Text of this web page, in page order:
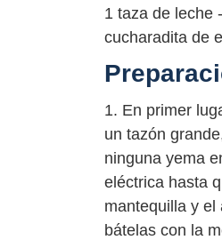
1 taza de leche
cucharadita de
1. En primer
un tazón
ninguna yema
eléctrica hasta
mantequilla y el
bátelas con la